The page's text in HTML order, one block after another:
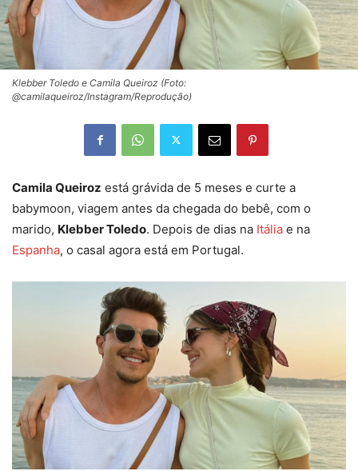
Klebber Toledo e Camila Queiroz (Foto:
@camilaqueiroz/Instagram/Reprodução)
Camila Queiroz está grávida de 5 meses e curte a
babymoon, viagem antes da chegada do bebê, com o
marido, Klebber Toledo. Depois de dias na Itália e na
Espanha, o casal agora está em Portugal.